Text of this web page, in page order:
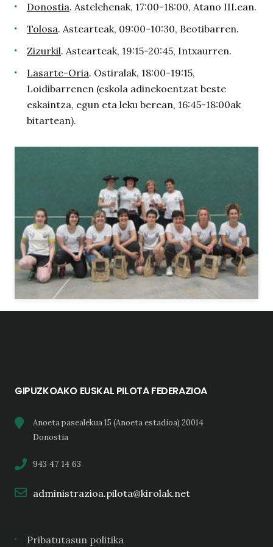
Donostia. Astelehenak, 17:00-18:00, Atano III.ean.
Tolosa. Astearteak, 09:00-10:30, Beotibarren.
Zizurkil. Astearteak, 19:15-20:45, Intxaurren.
Lasarte-Oria. Ostiralak, 18:00-19:15,
Loidibarrenen (eskola adinekoentzat beste
eskaintza, egun eta leku berean, 16:45-18:00ak
bitartean).
GIPUZKOAKO EUSKAL PILOTA FEDERAZIOA
Anoeta pasealekua 15 (Anoeta estadioa) 20014
Donostia
943 47 14 63
administrazioa.pilota@kirolak.net
Pribatutasun politika